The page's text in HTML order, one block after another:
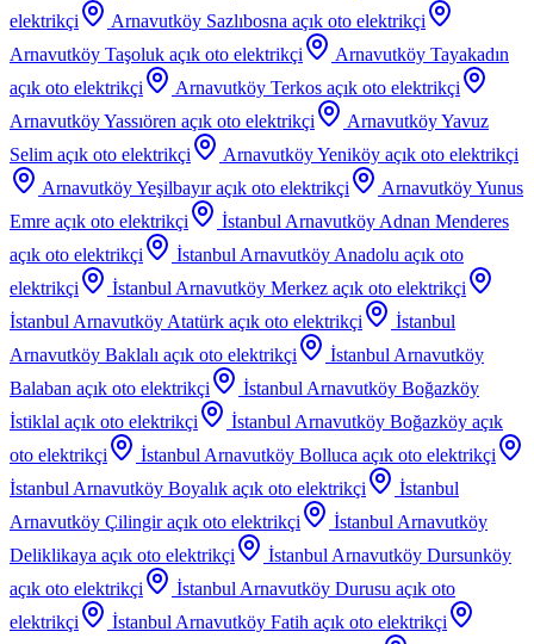
elektrikçi
Arnavutköy Sazlıbosna açık oto elektrikçi
Arnavutköy Taşoluk açık oto elektrikçi
Arnavutköy Tayakadın
açık oto elektrikçi
Arnavutköy Terkos açık oto elektrikçi
Arnavutköy Yassıören açık oto elektrikçi
Arnavutköy Yavuz
Selim açık oto elektrikçi Arnavutköy Yeniköy açık oto elektrikçi
Arnavutköy Yeşilbayır açık oto elektrikçi
Arnavutköy Yunus
Emre açık oto elektrikçi
İstanbul Arnavutköy Adnan Menderes
açık oto elektrikçi
İstanbul Arnavutköy Anadolu açık oto
elektrikçi
İstanbul Arnavutköy Merkez açık oto elektrikçi
İstanbul Arnavutköy Atatürk açık oto elektrikçi
İstanbul
Arnavutköy Baklalı açık oto elektrikçi
İstanbul Arnavutköy
Balaban açık oto elektrikçi
İstanbul Arnavutköy Boğazköy
İstiklal açık oto elektrikçi İstanbul Arnavutköy Boğazköy açık
oto elektrikçi
İstanbul Arnavutköy Bolluca açık oto elektrikçi
İstanbul Arnavutköy Boyalık açık oto elektrikçi
İstanbul
Arnavutköy Çilingir açık oto elektrikçi
İstanbul Arnavutköy
Deliklikaya açık oto elektrikçi
İstanbul Arnavutköy Dursunköy
açık oto elektrikçi
İstanbul Arnavutköy Durusu açık oto
elektrikçi
İstanbul Arnavutköy Fatih açık oto elektrikçi